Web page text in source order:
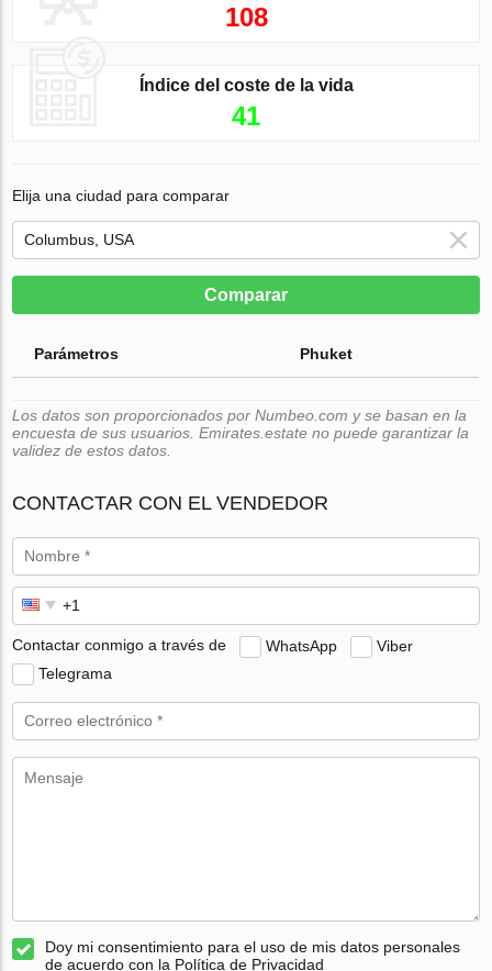
108
Índice del coste de la vida
41
Elija una ciudad para comparar
Comparar
Parámetros Phuket
Los datos son proporcionados por Numbeo.com y se basan en la
encuesta de sus usuarios. Emirates.estate no puede garantizar la
validez de estos datos.
CONTACTAR CON EL VENDEDOR
Contactar conmigo a través de WhatsApp
Viber
Telegrama
Doy mi consentimiento para el uso de mis datos personales
de acuerdo con la Política de Privacidad